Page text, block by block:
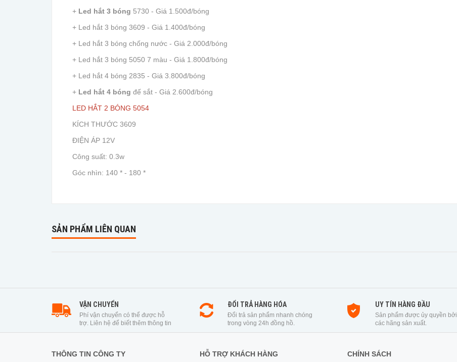
+ Led hắt 3 bóng 5730 - Giá 1.500đ/bóng
+ Led hắt 3 bóng 3609 - Giá 1.400đ/bóng
+ Led hắt 3 bóng chống nước - Giá 2.000đ/bóng
+ Led hắt 3 bóng 5050 7 màu - Giá 1.800đ/bóng
+ Led hắt 4 bóng 2835 - Giá 3.800đ/bóng
+ Led hắt 4 bóng đế sắt - Giá 2.600đ/bóng
LED HẮT 2 BÓNG 5054
KÍCH THƯỚC 3609
ĐIỆN ÁP 12V
Công suất: 0.3w
Góc nhìn: 140 * - 180 *
SẢN PHẨM LIÊN QUAN
VẬN CHUYỂN
Phí vận chuyển có thể được hỗ
trợ. Liên hệ để biết thêm thông tin
ĐỔI TRẢ HÀNG HÓA
Đổi trả sản phẩm nhanh chóng
trong vòng 24h đồng hồ.
UY TÍN HÀNG ĐẦU
Sản phẩm được ủy quyền bởi
các hãng sản xuất.
THÔNG TIN CÔNG TY HỖ TRỢ KHÁCH HÀNG CHÍNH SÁCH